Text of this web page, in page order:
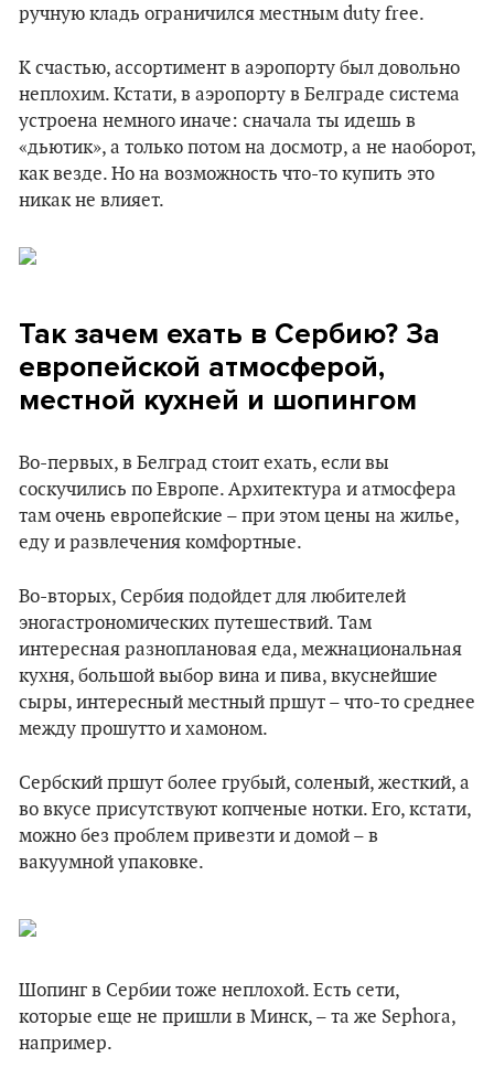
ручную кладь ограничился местным duty free.
К счастью, ассортимент в аэропорту был довольно
неплохим. Кстати, в аэропорту в Белграде система
устроена немного иначе: сначала ты идешь в
«дьютик», а только потом на досмотр, а не наоборот,
как везде. Но на возможность что-то купить это
никак не влияет.
Так зачем ехать в Сербию? За
европейской атмосферой,
местной кухней и шопингом
Во-первых, в Белград стоит ехать, если вы
соскучились по Европе. Архитектура и атмосфера
там очень европейские – при этом цены на жилье,
еду и развлечения комфортные.
Во-вторых, Сербия подойдет для любителей
эногастрономических путешествий. Там
интересная разноплановая еда, межнациональная
кухня, большой выбор вина и пива, вкуснейшие
сыры, интересный местный пршут – что-то среднее
между прошутто и хамоном.
Сербский пршут более грубый, соленый, жесткий, а
во вкусе присутствуют копченые нотки. Его, кстати,
можно без проблем привезти и домой – в
вакуумной упаковке.
Шопинг в Сербии тоже неплохой. Есть сети,
которые еще не пришли в Минск, – та же Sephora,
например.